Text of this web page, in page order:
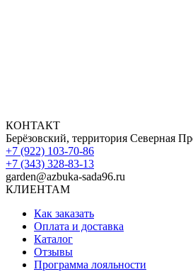
КОНТАКТ
Берёзовский, территория Северная
+7 (922) 103-70-86
+7 (343) 328-83-13
garden@azbuka-sada96.ru
КЛИЕНТАМ
Как заказать
Оплата и доставка
Каталог
Отзывы
Программа лояльности